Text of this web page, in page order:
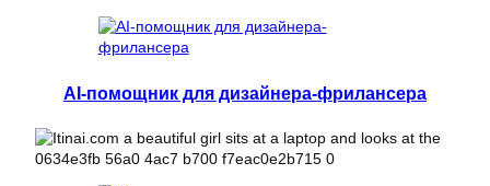
AI-помощник для дизайнера-фрилансера